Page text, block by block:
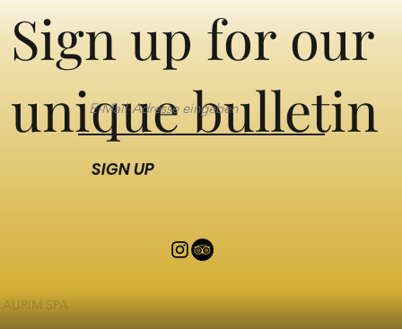
Sign up for our
unique bulletin
AURIM SPA
SIGN UP